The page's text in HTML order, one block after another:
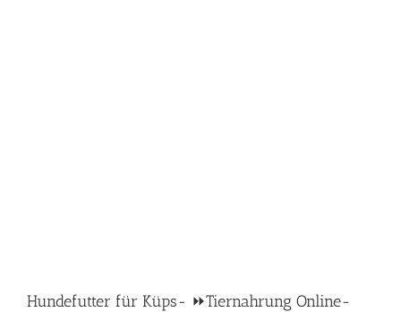
Hundefutter für Küps- ⏩Tiernahrung Online-